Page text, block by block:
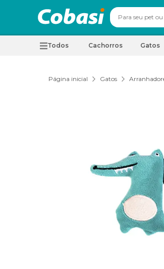
Todos Cachorros Gatos
Página inicial Gatos